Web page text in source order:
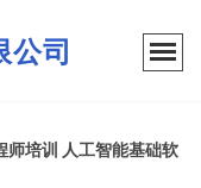
公司
师培训 人工智能基础软